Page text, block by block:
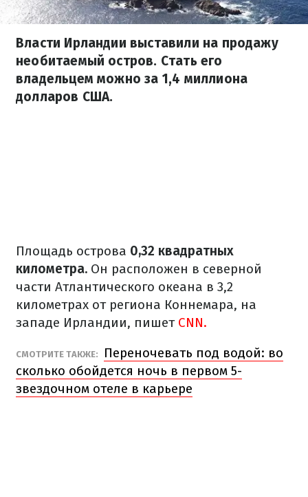
Власти Ирландии выставили на продажу
необитаемый остров. Стать его
владельцем можно за 1,4 миллиона
долларов США.
Площадь острова 0,32 квадратных
километра. Он расположен в северной
части Атлантического океана в 3,2
километрах от региона Коннемара, на
западе Ирландии, пишет CNN.
СМОТРИТЕ ТАКЖЕ:
Переночевать под водой: во
сколько обойдется ночь в первом 5-
звездочном отеле в карьере